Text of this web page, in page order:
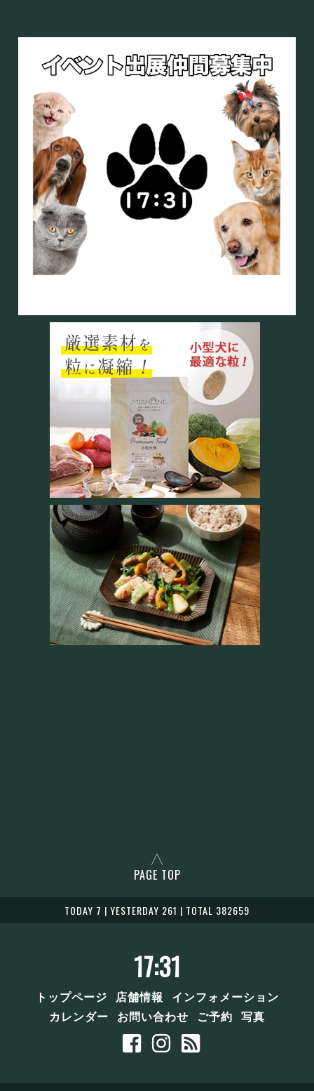
PAGE TOP
TODAY 7 | YESTERDAY 261 | TOTAL 382659
17:31
トップページ 店舗情報
インフォメーション
カレンダー お問い合わせ ご予約 写真